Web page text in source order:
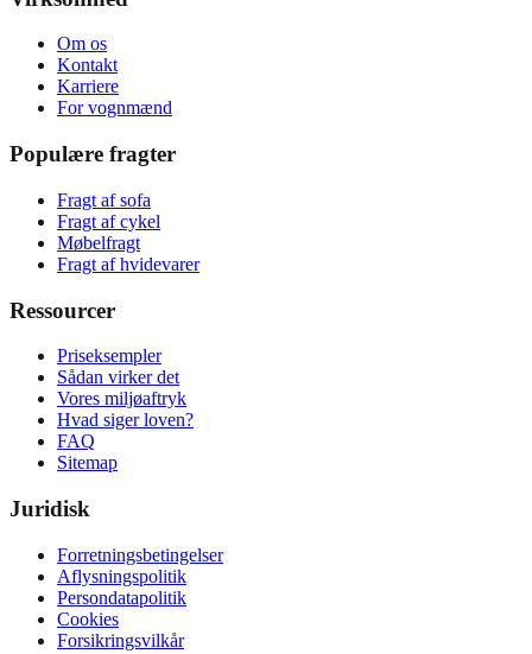
Om os
Kontakt
Karriere
For vognmænd
Populære fragter
Fragt af sofa
Fragt af cykel
Møbelfragt
Fragt af hvidevarer
Ressourcer
Priseksempler
Sådan virker det
Vores miljøaftryk
Hvad siger loven?
FAQ
Sitemap
Juridisk
Forretningsbetingelser
Aflysningspolitik
Persondatapolitik
Cookies
Forsikringsvilkår